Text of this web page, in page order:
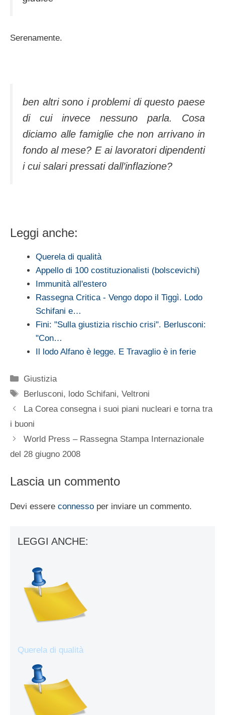
Serenamente.
ben altri sono i problemi di questo paese
di cui invece nessuno parla. Cosa
diciamo alle famiglie che non arrivano in
fondo al mese? E ai lavoratori dipendenti
i cui salari pressati dall’inflazione?
Leggi anche:
Querela di qualità
Appello di 100 costituzionalisti (bolscevichi)
Immunità all'estero
Rassegna Critica - Vengo dopo il Tiggì. Lodo
Schifani e…
Fini: "Sulla giustizia rischio crisi". Berlusconi:
"Con…
Il lodo Alfano è legge. E Travaglio è in ferie
Categorie
Giustizia
Tag
Berlusconi, lodo Schifani,Veltroni
La Corea consegna i suoi piani nucleari e torna tra
i buoni
World Press – Rassegna Stampa Internazionale
del 28 giugno 2008
Lascia un commento
Devi essere connesso per inviare un commento.
LEGGI ANCHE:
Querela di qualità